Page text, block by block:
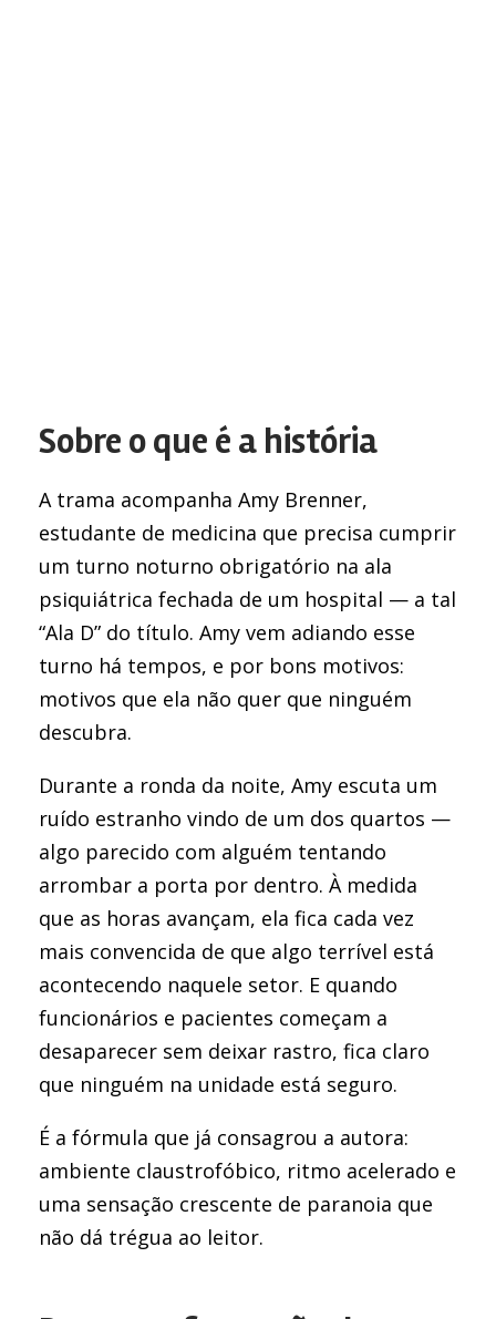
Sobre o que é a história
A trama acompanha Amy Brenner,
estudante de medicina que precisa cumprir
um turno noturno obrigatório na ala
psiquiátrica fechada de um hospital — a tal
“Ala D” do título. Amy vem adiando esse
turno há tempos, e por bons motivos:
motivos que ela não quer que ninguém
descubra.
Durante a ronda da noite, Amy escuta um
ruído estranho vindo de um dos quartos —
algo parecido com alguém tentando
arrombar a porta por dentro. À medida
que as horas avançam, ela fica cada vez
mais convencida de que algo terrível está
acontecendo naquele setor. E quando
funcionários e pacientes começam a
desaparecer sem deixar rastro, fica claro
que ninguém na unidade está seguro.
É a fórmula que já consagrou a autora:
ambiente claustrofóbico, ritmo acelerado e
uma sensação crescente de paranoia que
não dá trégua ao leitor.